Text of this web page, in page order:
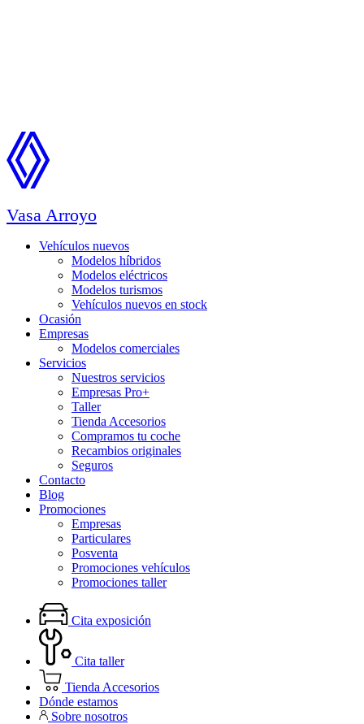
Vasa Arroyo
Vehículos nuevos
Modelos híbridos
Modelos eléctricos
Modelos turismos
Vehículos nuevos en stock
Ocasión
Empresas
Modelos comerciales
Servicios
Nuestros servicios
Empresas Pro+
Taller
Tienda Accesorios
Compramos tu coche
Recambios originales
Seguros
Contacto
Blog
Promociones
Empresas
Particulares
Posventa
Promociones vehículos
Promociones taller
Cita exposición
Cita taller
Tienda Accesorios
Dónde estamos
Sobre nosotros